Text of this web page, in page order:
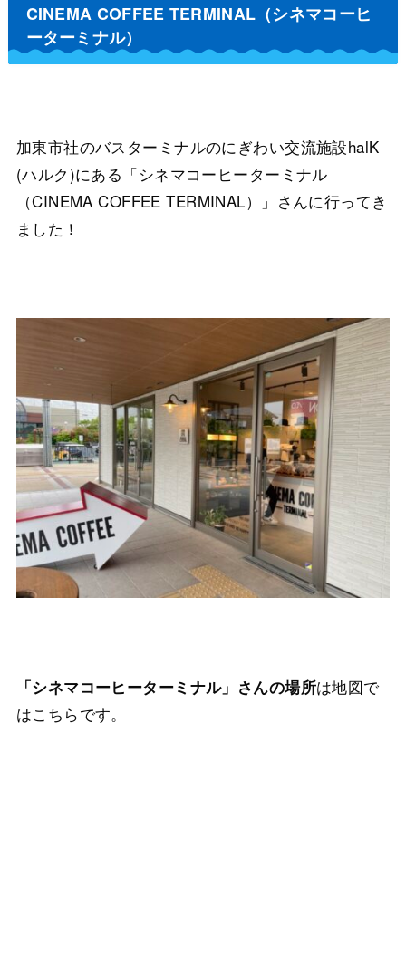
CINEMA COFFEE TERMINAL（シネマコーヒ
ーターミナル）
加東市社のバスターミナルのにぎわい交流施設halK
(ハルク)にある「シネマコーヒーターミナル
（CINEMA COFFEE TERMINAL）」さんに行ってき
ました！
「シネマコーヒーターミナル」さんの場所は地図で
はこちらです。